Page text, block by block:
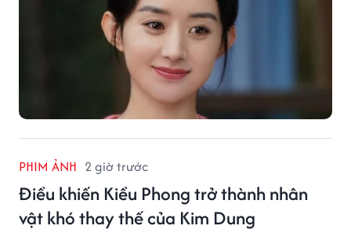
PHIM ẢNH 2 giờ trước
Điều khiến Kiều Phong trở thành nhân
vật khó thay thế của Kim Dung